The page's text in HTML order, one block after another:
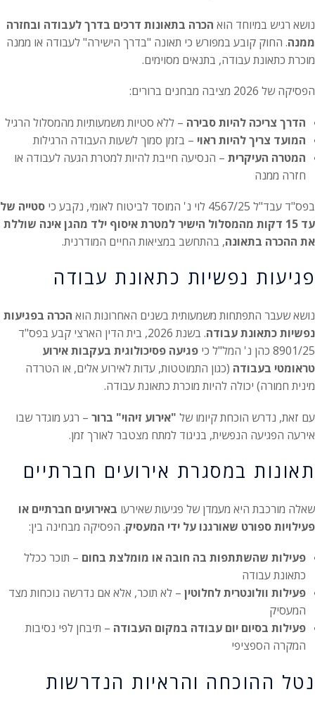
נושא רגיש במיוחד הוא הכרה בתאונות דרכים בדרך לעבודה ובחזרה
ממנה. החוק קובע במפורש כי תאונה "בדרך הישירה" לעבודה או ממנה
מוכרת כתאונת עבודה, בתנאים מסוימים.
הפסיקה של 2026 מציבה מבחנים ברורים:
הדרך צריכה להיות סבירה – ללא סטיות משמעותיות מהמסלול הרגיל
המועד צריך להיות ראוי – בזמן סמוך לשעות העבודה הרגילות
המטרה העיקרית – הנסיעה חייבת להיות למטרת הגעה לעבודה או
חזרה ממנה
בפס"ד עבד"ל 4567/25 לוי נ' המוסד לביטוח לאומי, נקבע כי
סטייה של
עד 15 דקות מהמסלול הישיר למטרת איסוף ילד מהגן אינה שוללת
את ההכרה בתאונה, בהתחשב במציאות החיים המודרנית.
פגיעות נפשיות כתאונת עבודה
נושא שעבר התפתחות משמעותית בשנים האחרונות הוא הכרה בפגיעות
נפשיות כתאונת עבודה
. בשנת 2026, בית הדין הארצי קבע בפס"ד
8901/25 כהן נ' המל"ל כי
פגיעה פסיכולוגית בעקבות אירוע
טראומטי בעבודה (כגון התמוטטות, עדות לאירוע אלים, או הטרדה
מינית חמורה) יכולה להיות מוכרת כתאונת עבודה.
עם זאת, נדרש הוכחת קיומו של "אירוע זיהוי" ברור – רגע מוגדר שבו
אירעה הפגיעה הנפשית, בניגוד למתח מצטבר לאורך זמן.
תאונות במסגרת אירועים חברתיים
שאלה מורכבת היא מעמדן של פגיעות שאירעו באירועים חברתיים או
פעילויות ספורט שאורגנו על ידי המעסיק. הפסיקה מבחינה בין:
פעילות שהשתתפות בה חובה או מומלצת בחום – תוכר ככלל
כתאונת עבודה
פעילות וולונטרית לחלוטין – לא תוכר, אלא אם נדרשה נוכחות מצד
המעסיק
פעילות בסיום יום עבודה במקום העבודה – תיבחן לפי נסיבות
המקרה הספציפי
נטל ההוכחה והראיות הנדרשות